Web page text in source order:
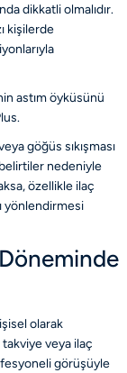
dikkatli olmalıdır.
kişilerde
astım öyküsünü
.
göğüs sıkışması
nedeniyle
özellikle ilaç
yönlendirmesi
olarak
veya ilaç
görüşüyle